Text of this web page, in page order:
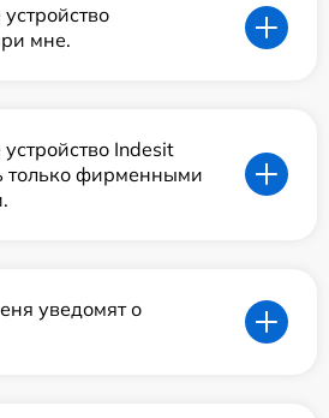
мне.
Indesit
только фирменными
уведомят о